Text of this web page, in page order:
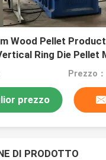
Wood Pellet
Ring Die Pellet
Prezzo
prezzo
DI PRODOTTO